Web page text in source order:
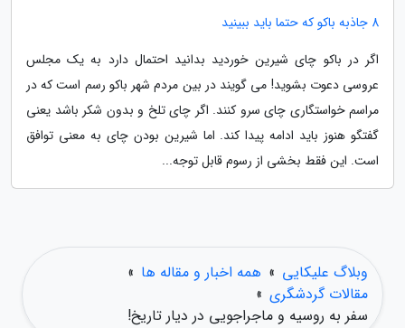
8 جاذبه باکو که حتما باید ببینید
اگر در باکو چای شیرین خوردید بدانید احتمال دارد به یک مجلس
عروسی دعوت بشوید! می گویند در بین مردم شهر باکو رسم است که در
مراسم خواستگاری چای سرو کنند. اگر چای تلخ و بدون شکر باشد یعنی
گفتگو هنوز باید ادامه پیدا کند. اما شیرین بودن چای به معنی توافق
است. این فقط بخشی از رسوم قابل توجه...
وبلاگ علیکایی » همه اخبار و مقاله ها »
مقالات گردشگری »
سفر به روسیه و ماجراجویی در دیار تاریخ!